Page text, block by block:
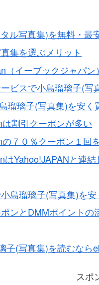
ル写真集)を無料・最
集を選ぶメリット
（イーブックジャパ
ビスで小島瑠璃子(写
瑠璃子(写真集)を安く
割引クーポンが多い
７０％クーポン１回
はYahoo!JAPANと連
島瑠璃子(写真集)を
ンとDMMポイントの
子(写真集)を読むなら
スポ